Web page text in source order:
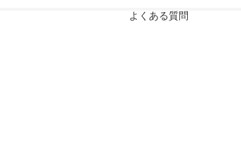
よくある質問